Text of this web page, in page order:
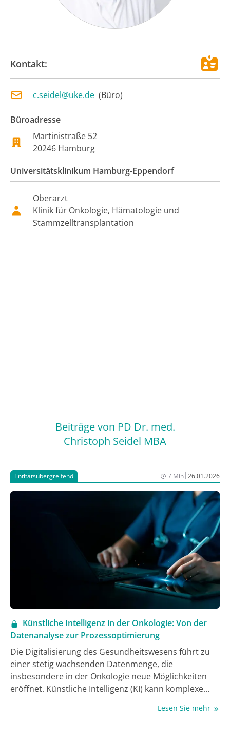
Kontakt:
c.seidel@uke.de (Büro)
Büroadresse
Martinistraße 52
20246 Hamburg
Universitätsklinikum Hamburg-Eppendorf
Oberarzt
Klinik für Onkologie, Hämatologie und
Stammzelltransplantation
Beiträge von PD Dr. med.
Christoph Seidel MBA
Entitätsübergreifend 7 Min|26.01.2026
Künstliche Intelligenz in der Onkologie: Von der
Datenanalyse zur Prozessoptimierung
Die Digitalisierung des Gesundheitswesens führt zu
einer stetig wachsenden Datenmenge, die
insbesondere in der Onkologie neue Möglichkeiten
eröffnet. Künstliche Intelligenz (KI) kann komplexe
nutzbare Informationen überführen. Während KI-
Lesen Sie mehr